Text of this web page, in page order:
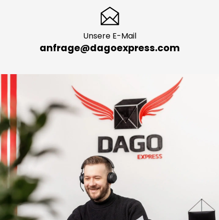
Unsere E-Mail
anfrage@dagoexpress.com